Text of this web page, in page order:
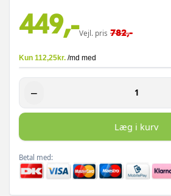
449,-Vejl. pris 782,-
−
Læg i kurv
Betal med: